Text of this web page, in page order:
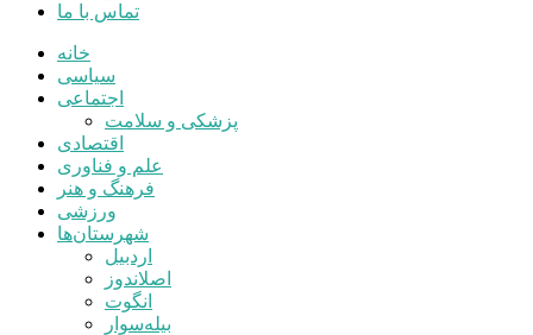
تماس با ما
خانه
سیاسی
اجتماعی
پزشکی و سلامت
اقتصادی
علم و فناوری
فرهنگ و هنر
ورزشی
شهرستان‌ها
اردبیل
اصلاندوز
انگوت
بیله‌سوار